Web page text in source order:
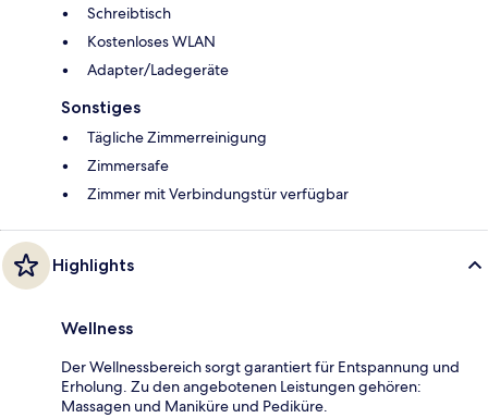
Schreibtisch
Kostenloses WLAN
Adapter/Ladegeräte
Sonstiges
Tägliche Zimmerreinigung
Zimmersafe
Zimmer mit Verbindungstür verfügbar
Highlights
Wellness
Der Wellnessbereich sorgt garantiert für Entspannung und
Erholung. Zu den angebotenen Leistungen gehören:
Massagen und Maniküre und Pediküre.